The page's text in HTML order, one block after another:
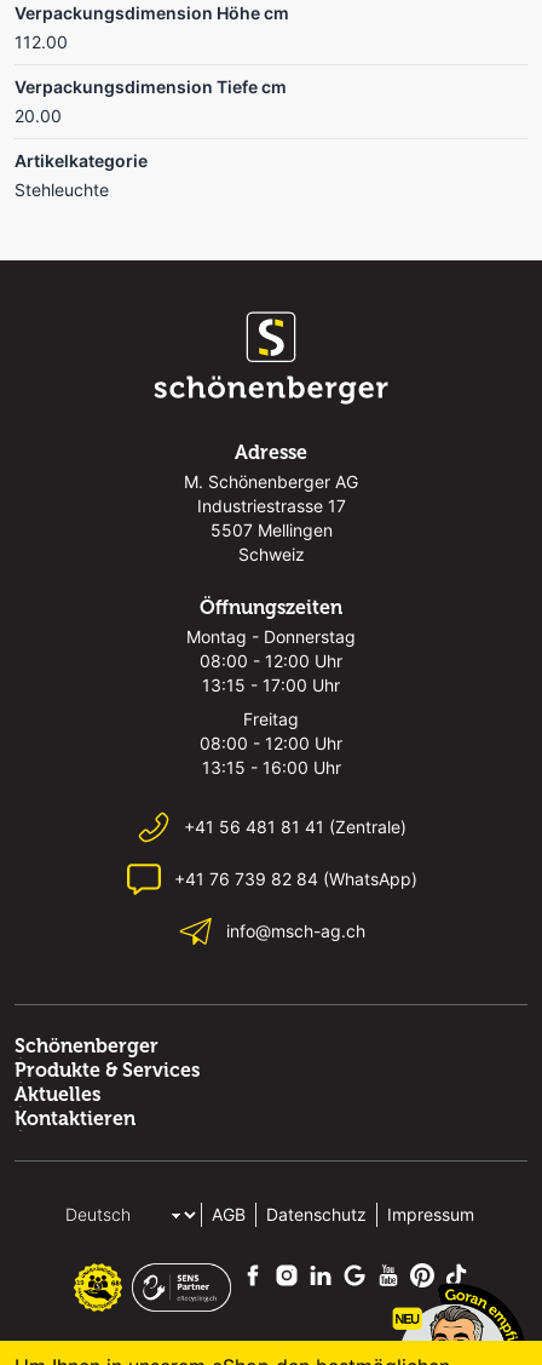
Verpackungsdimension Höhe cm
112.00
Verpackungsdimension Tiefe cm
20.00
Artikelkategorie
Stehleuchte
Adresse
M. Schönenberger AG
Industriestrasse 17
5507 Mellingen
Schweiz
Öffnungszeiten
Montag - Donnerstag
08:00 - 12:00 Uhr
13:15 - 17:00 Uhr
Freitag
08:00 - 12:00 Uhr
13:15 - 16:00 Uhr
+41 56 481 81 41 (Zentrale)
+41 76 739 82 84 (WhatsApp)
info@msch-ag.ch
Schönenberger
Produkte & Services
Aktuelles
Kontaktieren
AGB Datenschutz Impressum